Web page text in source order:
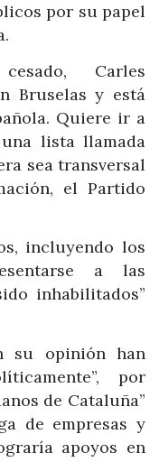
por su papel
Carles
Bruselas y está
Quiere ir a
lista llamada
sea transversal
el Partido
incluyendo los
a las
inhabilitados”
su opinión han
por
de Cataluña”
de empresas y
apoyos en